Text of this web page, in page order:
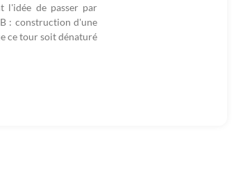
l'idée de passer par
: construction d'une
ce tour soit dénaturé